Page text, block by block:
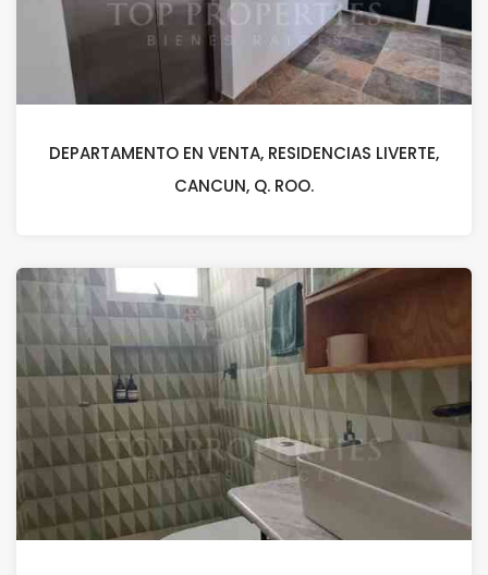
DEPARTAMENTO EN VENTA, RESIDENCIAS LIVERTE,
CANCUN, Q. ROO.